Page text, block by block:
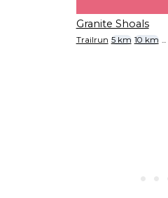
Granite Shoals
Trailrun 5 km 10 km ...